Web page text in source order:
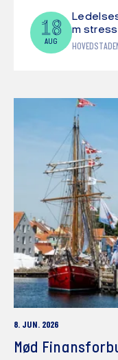
18
AUG
m
8. JUN. 2026
Mød